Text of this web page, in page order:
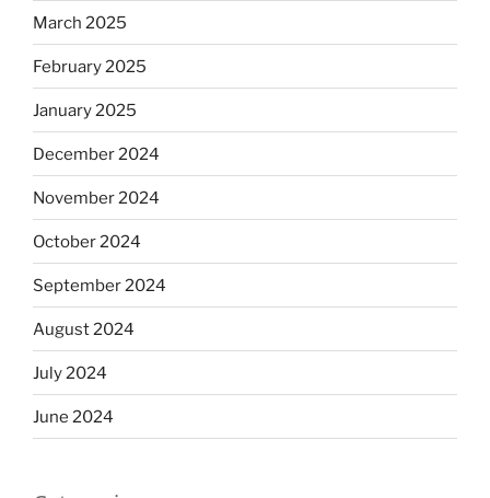
March 2025
February 2025
January 2025
December 2024
November 2024
October 2024
September 2024
August 2024
July 2024
June 2024